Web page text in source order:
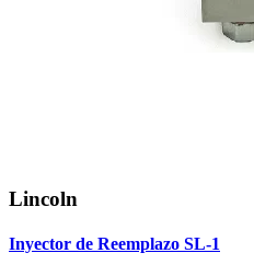
Lincoln
Inyector de Reemplazo SL-1